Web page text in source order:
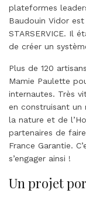
plateformes
Baudouin Vidor
STARSERVICE. Il
de créer un
Plus de 120
Mamie Paulette
internautes. Très
en construisant un
la nature et de
partenaires de
France Garantie.
s’engager ainsi !
Un projet